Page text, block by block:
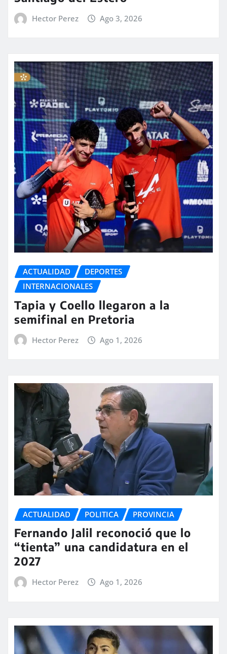
Hector Perez Ago 3, 2026
ACTUALIDAD
DEPORTES
INTERNACIONALES
Tapia y Coello llegaron a la
semifinal en Pretoria
Hector Perez Ago 1, 2026
ACTUALIDAD POLITICA PROVINCIA
Fernando Jalil reconoció que lo
“tienta” una candidatura en el
2027
Hector Perez Ago 1, 2026